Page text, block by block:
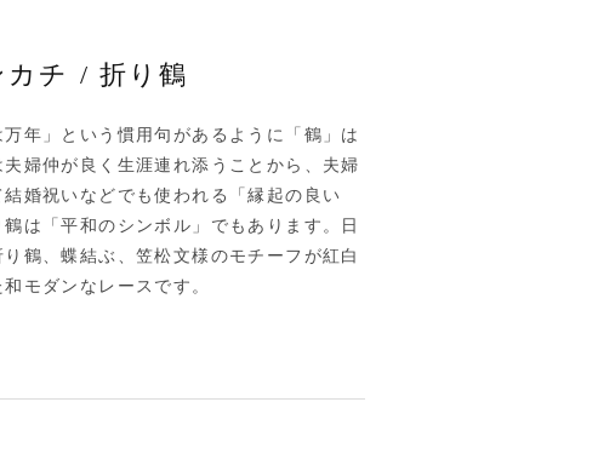
カチ / 折り鶴
万年」という慣用句があるように「鶴」は
婦仲が良く生涯連れ添うことから、夫婦
結婚祝いなどでも使われる「縁起の良い
は「平和のシンボル」でもあります。日
鶴、蝶結ぶ、笠松文様のモチーフが紅白
モダンなレースです。